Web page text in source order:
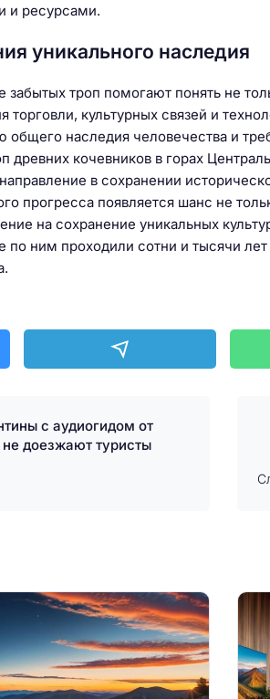
и ресурсами.
уникального наследия
забытых троп помогают понять не
торговли, культурных связей и
общего наследия человечества и
древних кочевников в горах
в сохранении
прогресса появляется шанс не
на сохранение уникальных
ним проходили сотни и тысячи
с аудиогидом от
доезжают туристы